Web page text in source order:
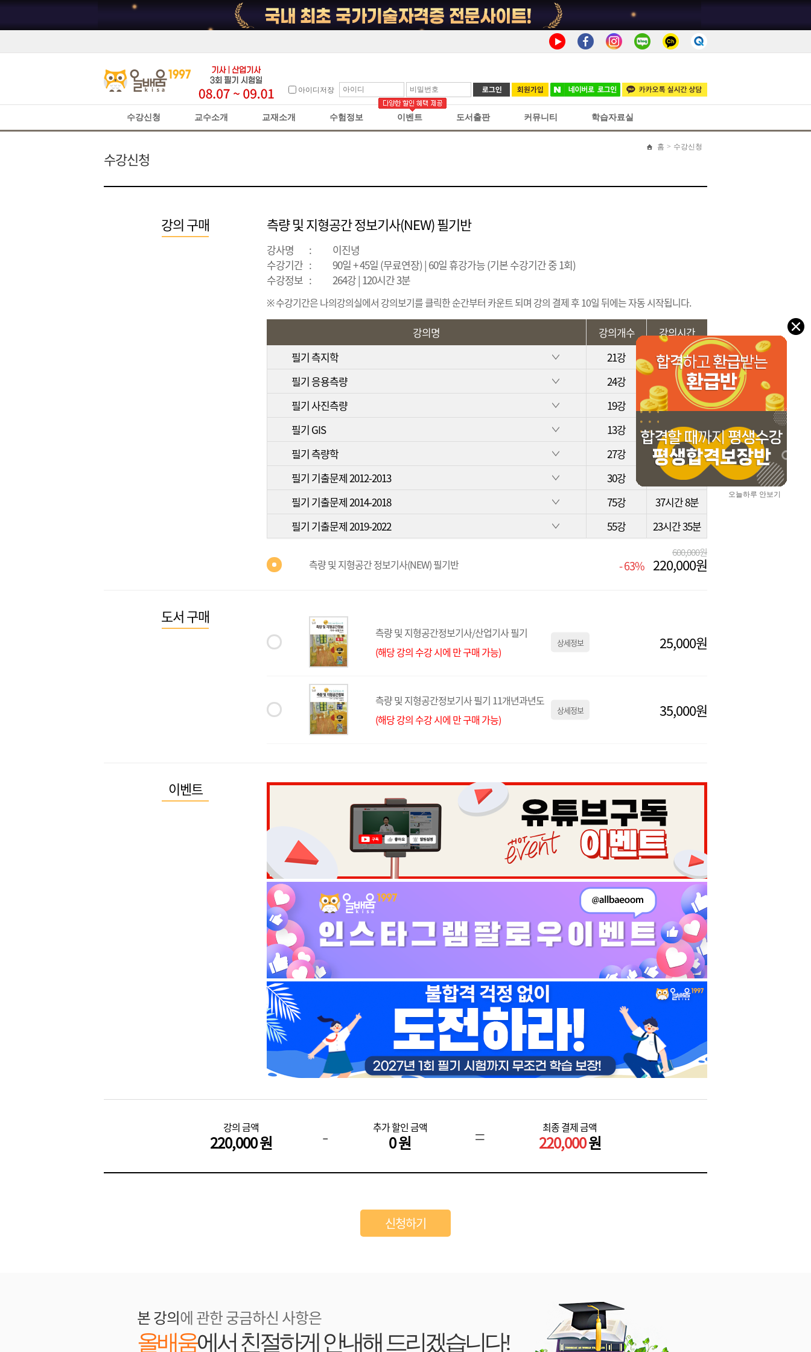
아이디저장
수강신청 교수소개 교재소개 수험정보 이벤트 도서출판 커뮤니티 학습자료실
홈 > 수강신청
수강신청
강의 구매 측량 및 지형공간 정보기사(NEW) 필기반
강사명 :
이진녕
수강기간 :
90일 + 45일 (무료연장) | 60일 휴강가능 (기본 수강기간 중 1회)
수강정보 : 264강 | 120시간 3분
※ 수강기간은 나의강의실에서 강의보기를 클릭한 순간부터 카운트 되며 강의 결제 후 10일 뒤에는 자동 시작됩니다.
강의명 강의개수
강의시간
필기 측지학
21강
8시간 38분
필기 응용측량
24강
10시간 4분
필기 사진측량
19강
8시간 29분
필기 GIS
13강
5시간 50분
필기 측량학
27강
11시간 50분
필기 기출문제 2012-2013
30강
14시간 29분
필기 기출문제 2014-2018
75강
37시간 8분
필기 기출문제 2019-2022
55강 23시간 35분
측량 및 지형공간 정보기사(NEW) 필기반 - 63% 220,000원
600,000원
도서 구매
측량 및 지형공간정보기사/산업기사 필기
(해당 강의 수강 시에 만 구매 가능)
상세정보 25,000원
측량 및 지형공간정보기사 필기 11개년과년도
(해당 강의 수강 시에 만 구매 가능)
상세정보 35,000원
이벤트
강의 금액
220,000 원 - 추가 할인 금액
0 원 = 최종 결제 금액
220,000원
본 강의에 관한 궁금하신 사항은
올배움에서 친절하게 안내해 드리겠습니다!
오늘하루 안보기